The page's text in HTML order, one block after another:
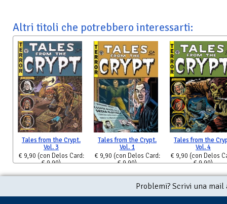
Altri titoli che potrebbero interessarti:
Tales from the Crypt.
Vol. 3
€ 9,90 (con Delos Card:
€ 9,90)
Tales from the Crypt.
Vol. 1
€ 9,90 (con Delos Card:
€ 9,90)
Tales from the
Vol. 4
€ 9,90 (con Delos
€ 9,90)
Problemi? Scrivi una